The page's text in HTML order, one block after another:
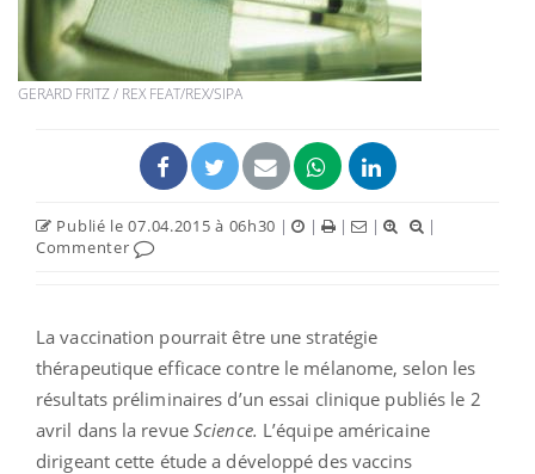
GERARD FRITZ / REX FEAT/REX/SIPA
Publié le 07.04.2015 à 06h30 | | | |
|
Commenter
La vaccination pourrait être une stratégie
thérapeutique efficace contre le mélanome, selon les
résultats préliminaires d’un essai clinique publiés le 2
avril dans la revue Science. L’équipe américaine
dirigeant cette étude a développé des vaccins